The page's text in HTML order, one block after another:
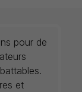
pour de
et